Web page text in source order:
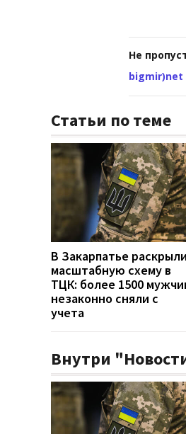
Не
bigmir)net
Статьи по теме
В Закарпатье раскрыли
масштабную схему в
ТЦК: более 1500
незаконно сняли с
учета
Внутри